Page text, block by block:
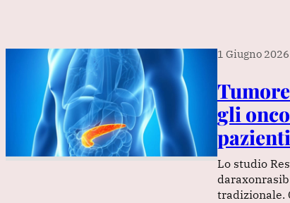
1 Giugno 2026
gli
Lo studio
tradizionale.